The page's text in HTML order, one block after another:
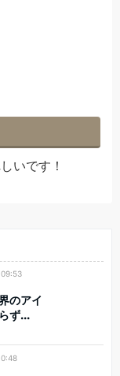
いです！
のアイ
ず...